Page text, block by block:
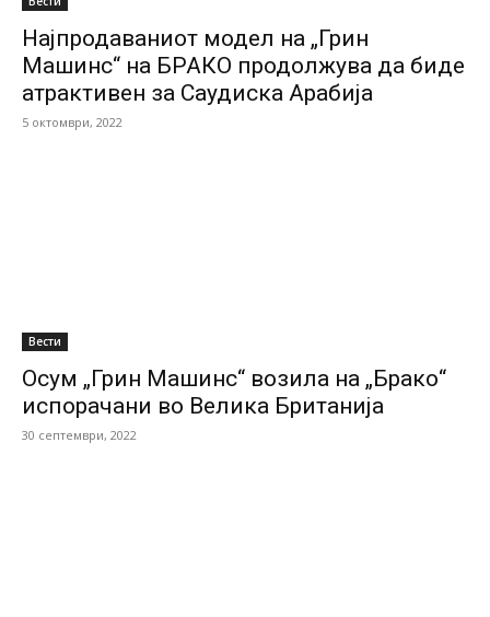
Најпродаваниот модел на „Грин
Машинс“ на БРАКО продолжува да биде
атрактивен за Саудиска Арабија
5 октомври, 2022
Вести
Осум „Грин Машинс“ возила на „Брако“
испорачани во Велика Британија
30 септември, 2022